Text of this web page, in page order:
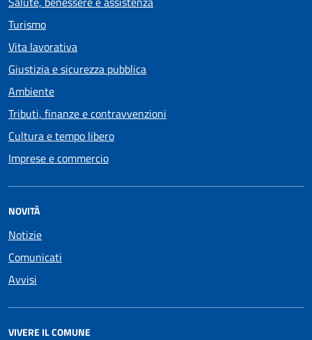
Turismo
Vita lavorativa
Giustizia e sicurezza pubblica
Ambiente
Tributi, finanze e contravvenzioni
Cultura e tempo libero
Imprese e commercio
NOVITÀ
Notizie
Comunicati
Avvisi
VIVERE IL COMUNE